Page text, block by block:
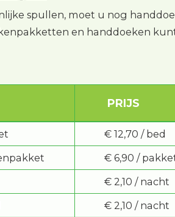
spullen, moet u nog
en handdoeken
PRIJS
€ 12,70 / bed
€ 6,90 /
€ 2,10 / nacht
€ 2,10 / nacht